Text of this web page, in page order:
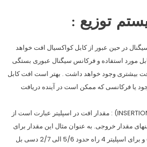
توزیع :
مورد استفاده و فرکانس سیگنال عبوری بستگی
افت بیشتری وجود خواهد داشت . بهتر است افت کابل
یا فرکانسی که ممکن است در آینده دریافت